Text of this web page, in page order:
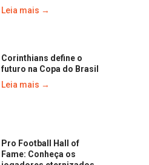
Leia mais →
Corinthians define o
futuro na Copa do Brasil
Leia mais →
Pro Football Hall of
Fame: Conheça os